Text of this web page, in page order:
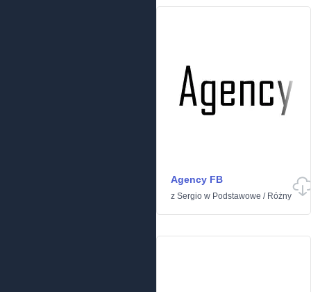
Agency FB
z Sergio w Podstawowe / Różny